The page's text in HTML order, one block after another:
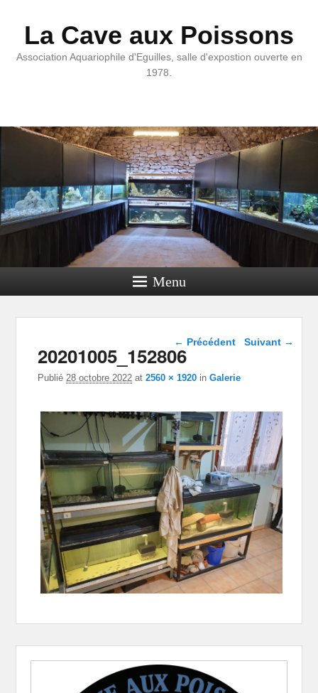
La Cave aux Poissons
Association Aquariophile d'Eguilles, salle d'expostion ouverte en
1978.
Menu
Navigation dans les
← Précédent Suivant →
20201005_152806
Publié 28 octobre 2022 at2560 × 1920 inGalerie